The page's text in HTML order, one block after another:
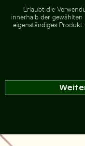
Erlaubt die
innerhalb der
eigenständiges Produkt